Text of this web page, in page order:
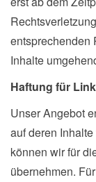
entsprechenden
Inhalte
Haftung für
Unser Angebot
auf deren
können wir für
übernehmen.